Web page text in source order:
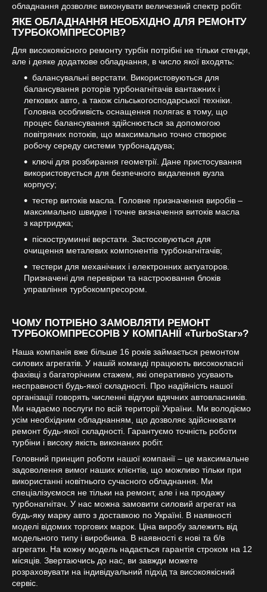
обладнання дозволяє виконувати величезний спектр робіт.
ЯКЕ ОБЛАДНАННЯ НЕОБХІДНО ДЛЯ РЕМОНТУ
ТУРБОКОМПРЕСОРІВ?
Для високоякісного ремонту турбін потрібні не тільки стенди,
але і деяке додаткове обладнання, в число якої входять:
балансувальні верстати. Використовуються для
балансування роторів турбонагнітачів вантажних і
легкових авто, а також сільськогосподарської техніки.
Головна особливість оснащення полягає в тому, що
процес балансування здійснюється за допомогою
повітряних потоків, що максимально точно створює
робочу середу системи турбонаддува;
ключі для розбирання геометрії. Дане пристосування
використовується для безпечного видалення вузла
корпусу;
тестер витоків масла. Головне призначення виробів –
максимально швидке і точне визначення витоків масла
з картриджа;
піскоструминні верстати. Застосовуються для
очищення металевих компонентів турбонагнітачів;
тестери для механічних і електронних актуаторов.
Призначені для перевірки та настроювання блоків
управління турбокомпресором.
ЧОМУ ПОТРІБНО ЗАМОВЛЯТИ РЕМОНТ
ТУРБОКОМПРЕСОРІВ У КОМПАНІЇ «TurboStar»?
Наша компанія вже більше 16 років займається ремонтом
силових агрегатів. У нашій команді працюють висококласні
фахівці з багаторічним стажем, які оперативно усувають
несправності будь-якої складності. Про надійність нашої
організації говорять численні відгуки вдячних автовласників.
Ми надаємо послуги по всій території України. Ми володіємо
усім необхідним обладнанням, що дозволяє здійснювати
ремонт будь-якої складності. Гарантуємо точність роботи
турбіни і високу якість виконаних робіт.
Головний принцип роботи нашої компанії – це максимальне
задоволення вимог наших клієнтів, що можливо тільки при
використанні новітнього сучасного обладнання. Ми
спеціалізуємося не тільки на ремонт, але і на продажу
турбонагнітач. У нас можна замовити силовий агрегат на
будь-яку марку авто з доставкою по Україні. В наявності
моделі відомих торгових марок. Ціна виробу залежить від
модельного типу і виробника. В наявності є нові та б/в
агрегати. На кожну модель надається гарантія строком на 12
місяців. Звертаючись до нас, ви завжди можете
розраховувати на індивідуальний підхід та високоякісний
сервіс.